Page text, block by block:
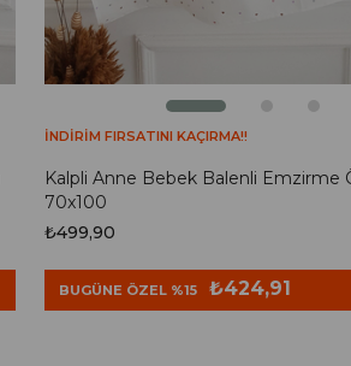
Kalpli Anne Bebek Balenli Emzirme
70x100
₺499,90
BUGÜNE ÖZEL %15 ₺424,91
İNDİRİM FIRSATINI KAÇIRMA!!